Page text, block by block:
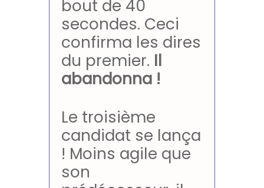
bout de 40
secondes. Ceci
confirma les dires
du premier. Il
abandonna !
Le troisième
candidat se lança
! Moins agile que
son